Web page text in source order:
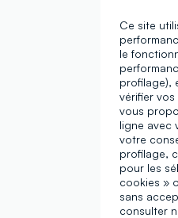
Ce site
le
profilage),
vérifier
vous
ligne avec
votre
profilage,
pour les
cookies »
sans
consulter